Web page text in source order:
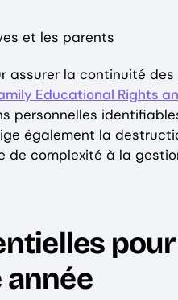
et les parents
assurer la continuité des
Educational Rights
personnelles
également la
de complexité à la
année